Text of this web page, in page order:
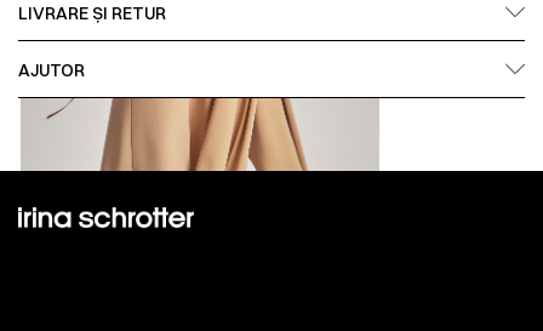
LIVRARE ȘI RETUR
AJUTOR